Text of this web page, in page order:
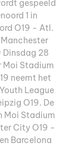
gespeeld
1 in
O19 - Atl.
Dinsdag 28
Moi Stadium
neemt het
League
O19. De
Moi Stadium
City O19 -
Barcelona